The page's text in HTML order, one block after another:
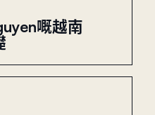
嘅越南